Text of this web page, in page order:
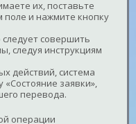
их, поставьте
поле и нажмите кнопку
совершить
следуя инструкциям
действий, система
«Состояние заявки»,
перевода.
операции